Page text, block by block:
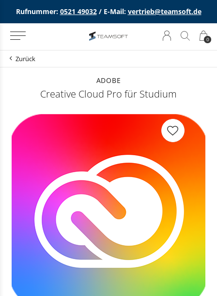
0
Rufnummer: 0521 49032/ E-Mail: vertrieb@teamsoft.de
Zurück
ADOBE
Creative Cloud Pro für Studium